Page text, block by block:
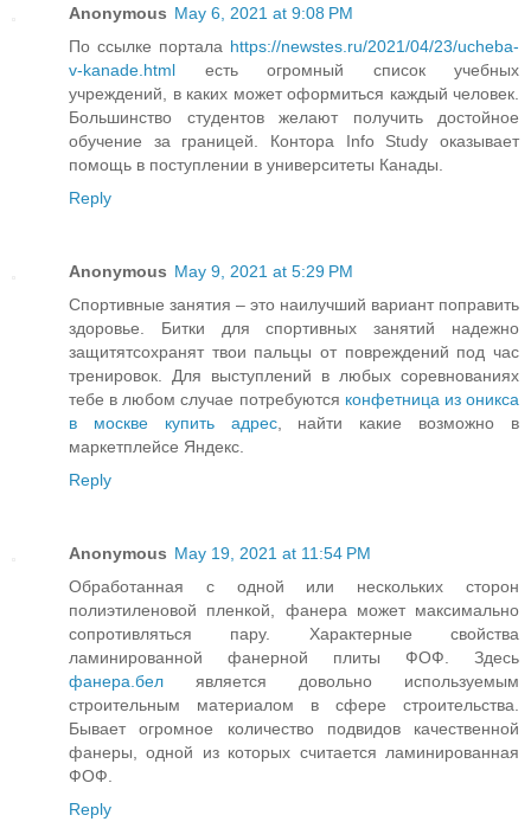
Anonymous May 6, 2021 at 9:08 PM
По ссылке портала https://newstes.ru/2021/04/23/ucheba-
v-kanade.html есть огромный список учебных
учреждений, в каких может оформиться каждый человек.
Большинство студентов желают получить достойное
обучение за границей. Контора Info Study оказывает
помощь в поступлении в университеты Канады.
Reply
Anonymous May 9, 2021 at 5:29 PM
Спортивные занятия – это наилучший вариант поправить
здоровье. Битки для спортивных занятий надежно
защитятсохранят твои пальцы от повреждений под час
тренировок. Для выступлений в любых соревнованиях
тебе в любом случае потребуются конфетница из оникса
в москве купить адрес, найти какие возможно в
маркетплейсе Яндекс.
Reply
Anonymous May 19, 2021 at 11:54 PM
Обработанная с одной или нескольких сторон
полиэтиленовой пленкой, фанера может максимально
сопротивляться пару. Характерные свойства
ламинированной фанерной плиты ФОФ. Здесь
фанера.бел является довольно используемым
строительным материалом в сфере строительства.
Бывает огромное количество подвидов качественной
фанеры, одной из которых считается ламинированная
ФОФ.
Reply